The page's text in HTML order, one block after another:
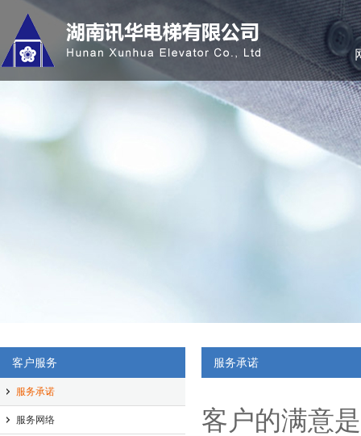
客户服务
服务承诺
服务网络
服务承诺
客户的满意